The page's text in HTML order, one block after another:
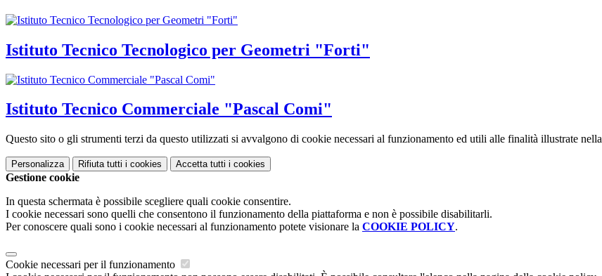
Istituto Tecnico Tecnologico per Geometri "Forti"
Istituto Tecnico Commerciale "Pascal Comi"
Questo sito o gli strumenti terzi da questo utilizzati si avvalgono di cookie necessari al funzionamento ed utili alle finalità illustrate nella
Personalizza Rifiuta tutti i cookies Accetta tutti i cookies
Gestione cookie
In questa schermata è possibile scegliere quali cookie consentire.
I cookie necessari sono quelli che consentono il funzionamento della piattaforma e non è possibile disabilitarli.
Per conoscere quali sono i cookie necessari al funzionamento potete visionare la COOKIE POLICY.
Cookie necessari per il funzionamento